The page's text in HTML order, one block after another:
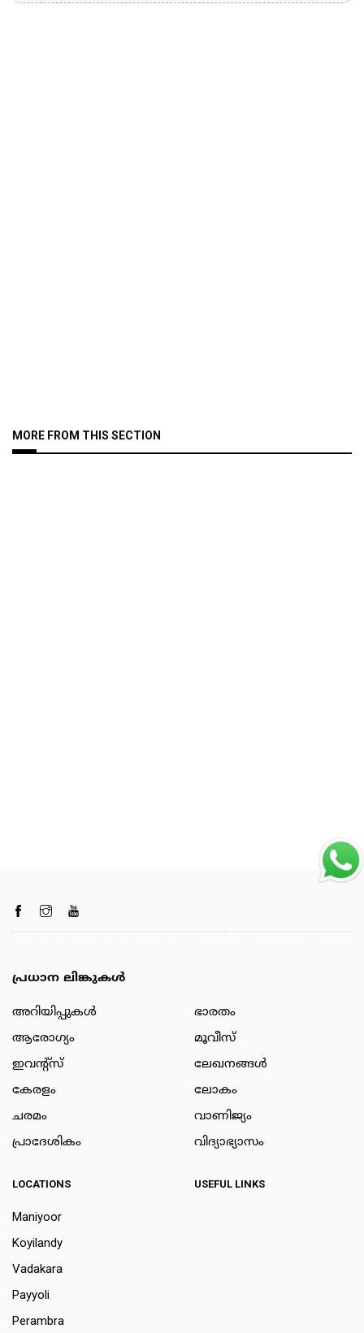
MORE FROM THIS SECTION
പ്രധാന ലിങ്കുകൾ
അറിയിപ്പുകള്‍
ആരോഗ്യം
ഇവന്റ്സ്
കേരളം
ചരമം
പ്രാദേശികം
ഭാരതം
മൂവീസ്
ലേഖനങ്ങള്‍
ലോകം
വാണിജ്യം
വിദ്യാഭ്യാസം
LOCATIONS
Maniyoor
Koyilandy
Vadakara
Payyoli
Perambra
USEFUL LINKS